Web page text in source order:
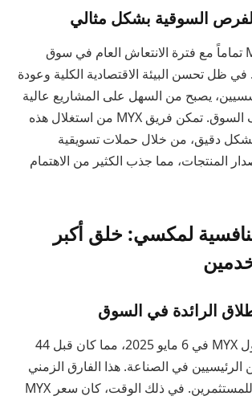
تناسب انفجار MYX تماماً مع فترة الانتعاش العام في سوق
ظل تحسن البيئة الاقتصادية الكلية وعودة
يصبح من السهل على المشاريع عالية
الجودة نيل اعتراف السوق. تمكن فريق MYX من استغلال هذه
دقيق، من خلال حملات تسويقية
المنتجات، مما جذب الكثير من الاهتمام
لمكسي: خلق أكبر
أطلقت مكس تداول MYX في 6 مايو 2025، مما كان قبل 44
الرئيسيين في الصناعة. هذا الفارق الزمني
يعني فرصًا كبيرة للمستثمرين. في ذلك الوقت، كان سعر MYX